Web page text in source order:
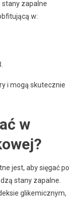
stany zapalne
w:
i mogą skutecznie
w
jest, aby sięgać po
stany zapalne.
glikemicznym,